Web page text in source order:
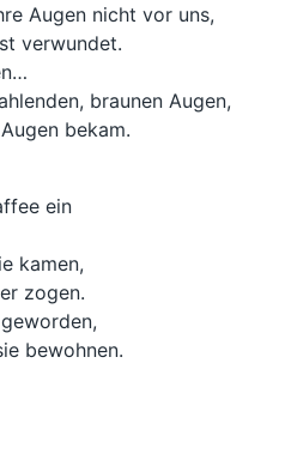
Augen nicht vor uns,
verwundet.
braunen Augen,
bekam.
ein
kamen,
zogen.
bewohnen.